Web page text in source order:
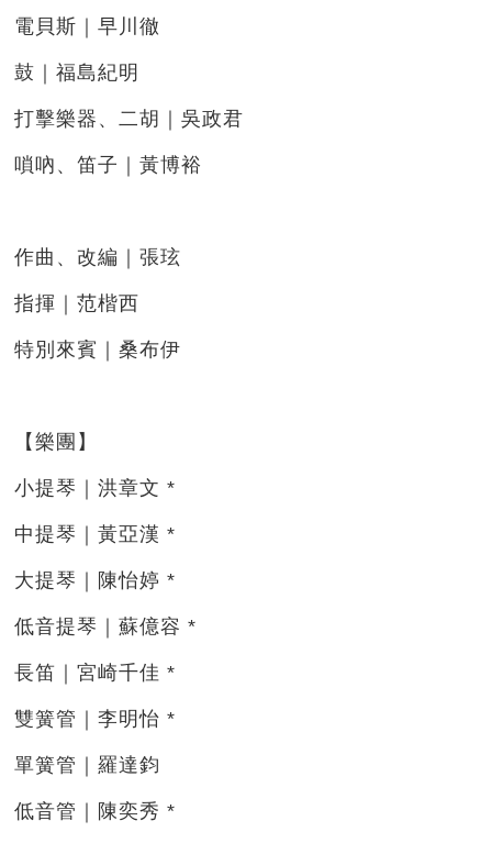
電貝斯｜早川徹
鼓｜福島紀明
打擊樂器、二胡｜吳政君
嗩吶、笛子｜黃博裕
作曲、改編｜張玹
指揮｜范楷西
特別來賓｜桑布伊
【樂團】
小提琴｜洪章文 *
中提琴｜黃亞漢 *
大提琴｜陳怡婷 *
低音提琴｜蘇億容 *
長笛｜宮崎千佳 *
雙簧管｜李明怡 *
單簧管｜羅達鈞
低音管｜陳奕秀 *